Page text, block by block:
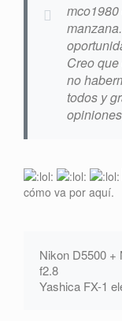
Creo
no
todos y
cómo va por aquí.
Nikon D5500 +
f2.8
Yashica FX-1